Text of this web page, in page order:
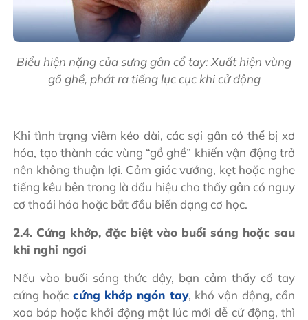
Biểu hiện nặng của sưng gân cổ tay: Xuất hiện vùng
gồ ghề, phát ra tiếng lục cục khi cử động
Khi tình trạng viêm kéo dài, các sợi gân có thể bị xơ
hóa, tạo thành các vùng “gồ ghề” khiến vận động trở
nên không thuận lợi. Cảm giác vướng, kẹt hoặc nghe
tiếng kêu bên trong là dấu hiệu cho thấy gân có nguy
cơ thoái hóa hoặc bắt đầu biến dạng cơ học.
2.4. Cứng khớp, đặc biệt vào buổi sáng hoặc sau
khi nghỉ ngơi
Nếu vào buổi sáng thức dậy, bạn cảm thấy cổ tay
cứng hoặc cứng khớp ngón tay, khó vận động, cần
xoa bóp hoặc khởi động một lúc mới dễ cử động, thì